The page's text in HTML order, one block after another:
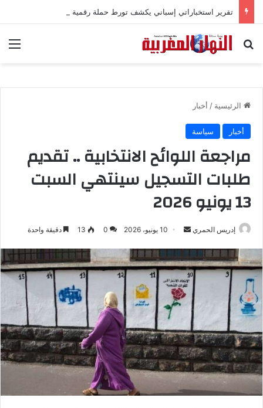
بحث عن
الرئيسية / أخبار
أخبار سياسة
مراجعة اللوائح الانتخابية .. تقديم
طلبات التسجيل سينتهي السبت
13 يونيو 2026
إدريس الحمري
س
ل
ب
ر
د
ا
إ
ل
ت
10 يونيو، 2026 0
13 دقيقة واحدة